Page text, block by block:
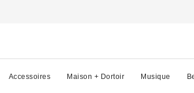
Accessoires Maison + Dortoir Musique